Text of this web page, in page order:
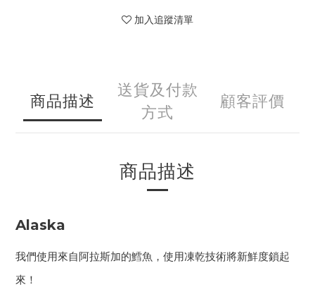
加入追蹤清單
商品描述
送貨及付款
方式
顧客評價
商品描述
Alaska
我們使用來自阿拉斯加的鱈魚，使用凍乾技術將新鮮度鎖起
來！